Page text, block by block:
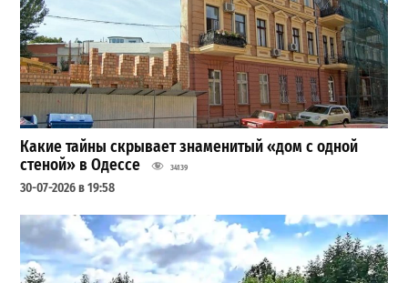
Какие тайны скрывает знаменитый «дом с одной
стеной» в Одессе
34139
30-07-2026 в 19:58